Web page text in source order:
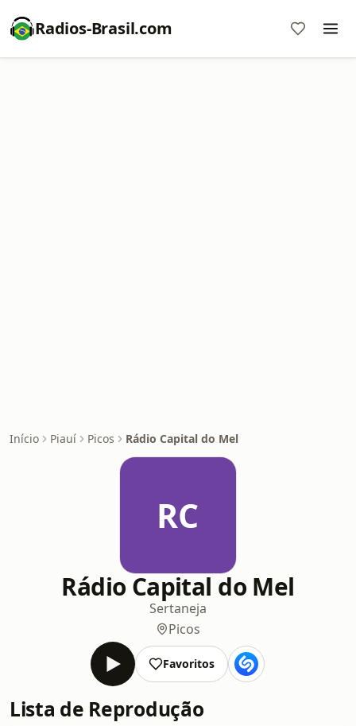
Radios-Brasil.com
Início Piauí Picos Rádio Capital do Mel
RC
Rádio Capital do Mel
Sertaneja
Picos
Favoritos
Lista de Reprodução